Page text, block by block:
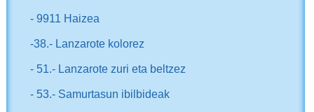
- 9911 Haizea
-38.- Lanzarote kolorez
- 51.- Lanzarote zuri eta beltzez
- 53.- Samurtasun ibilbideak